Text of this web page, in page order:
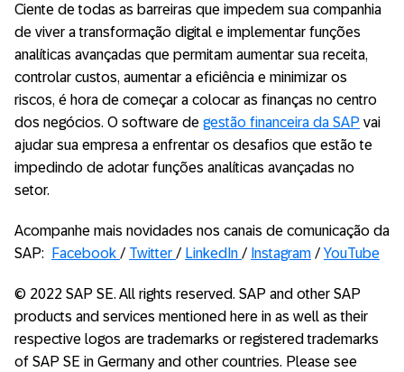
Ciente de todas as barreiras que impedem sua companhia
de viver a transformação digital e implementar funções
analíticas avançadas que permitam aumentar sua receita,
controlar custos, aumentar a eficiência e minimizar os
riscos, é hora de começar a colocar as finanças no centro
dos negócios. O software de gestão financeira da SAP vai
ajudar sua empresa a enfrentar os desafios que estão te
impedindo de adotar funções analíticas avançadas no
setor.
Acompanhe mais novidades nos canais de comunicação da
SAP:
Facebook / Twitter / LinkedIn / Instagram / YouTube
© 2022 SAP SE. All rights reserved. SAP and other SAP
products and services mentioned here in as well as their
respective logos are trademarks or registered trademarks
of SAP SE in Germany and other countries. Please see